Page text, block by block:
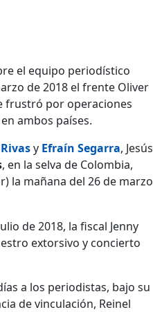
el equipo periodístico
de 2018 el frente Oliver
frustró por operaciones
ambos países.
y Efraín Segarra, Jesús
, en la selva de Colombia,
la mañana del 26 de marzo
de 2018, la fiscal Jenny
extorsivo y concierto
a los periodistas, bajo su
de vinculación, Reinel